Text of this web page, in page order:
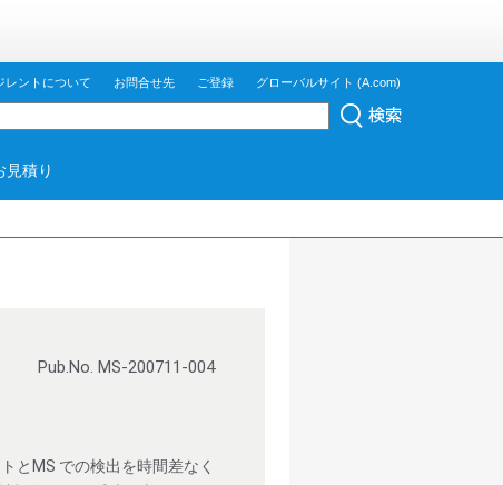
レントについて お問合せ先 ご登録 グローバルサイト (A.com)
見積り
Pub.No. MS-200711-004
とMS での検出を時間差なく